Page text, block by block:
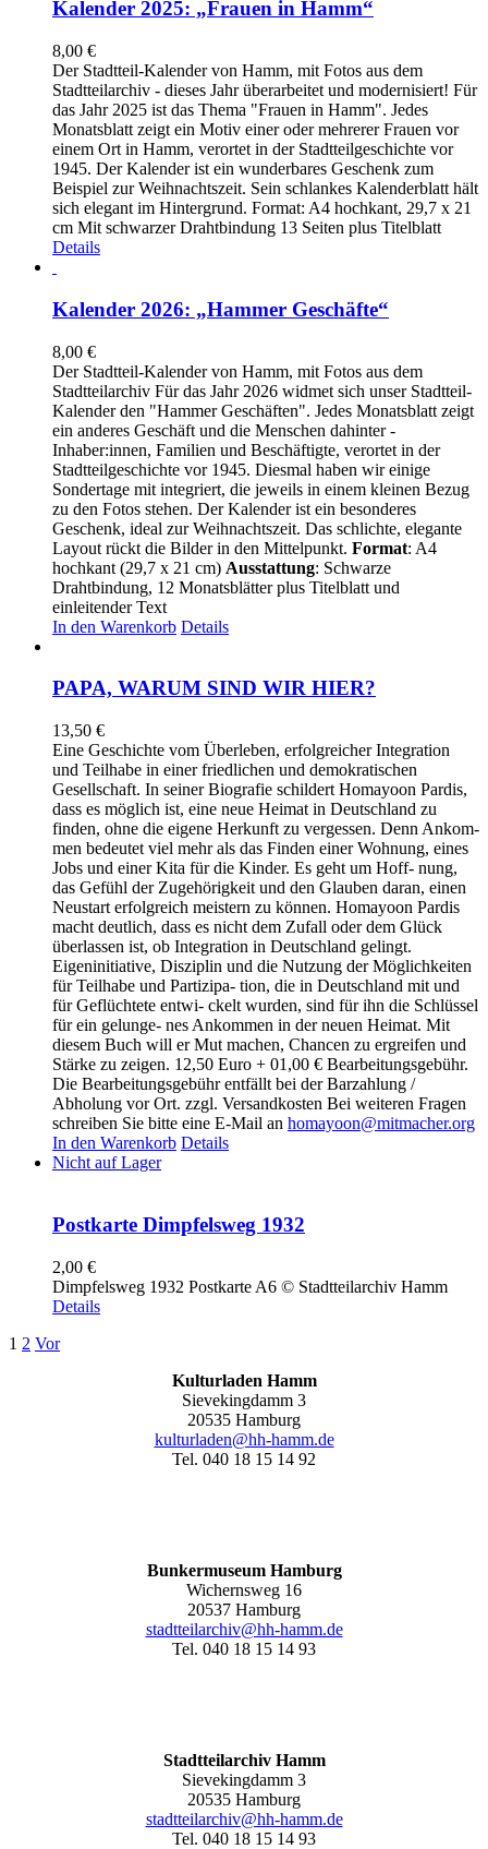
Kalender 2025: „Frauen in Hamm“
8,00 €
Der Stadtteil-Kalender von Hamm, mit Fotos aus dem
Stadtteilarchiv - dieses Jahr überarbeitet und modernisiert! Für
das Jahr 2025 ist das Thema "Frauen in Hamm". Jedes
Monatsblatt zeigt ein Motiv einer oder mehrerer Frauen vor
einem Ort in Hamm, verortet in der Stadtteilgeschichte vor
1945. Der Kalender ist ein wunderbares Geschenk zum
Beispiel zur Weihnachtszeit. Sein schlankes Kalenderblatt hält
sich elegant im Hintergrund. Format: A4 hochkant, 29,7 x 21
cm Mit schwarzer Drahtbindung 13 Seiten plus Titelblatt
Details
Kalender 2026: „Hammer Geschäfte“
8,00 €
Der Stadtteil-Kalender von Hamm, mit Fotos aus dem
Stadtteilarchiv Für das Jahr 2026 widmet sich unser Stadtteil-
Kalender den "Hammer Geschäften". Jedes Monatsblatt zeigt
ein anderes Geschäft und die Menschen dahinter -
Inhaber:innen, Familien und Beschäftigte, verortet in der
Stadtteilgeschichte vor 1945. Diesmal haben wir einige
Sondertage mit integriert, die jeweils in einem kleinen Bezug
zu den Fotos stehen. Der Kalender ist ein besonderes
Geschenk, ideal zur Weihnachtszeit. Das schlichte, elegante
Layout rückt die Bilder in den Mittelpunkt. Format: A4
hochkant (29,7 x 21 cm) Ausstattung: Schwarze
Drahtbindung, 12 Monatsblätter plus Titelblatt und
einleitender Text
In den Warenkorb Details
PAPA, WARUM SIND WIR HIER?
13,50 €
Eine Geschichte vom Überleben, erfolgreicher Integration
und Teilhabe in einer friedlichen und demokratischen
Gesellschaft. In seiner Biografie schildert Homayoon Pardis,
dass es möglich ist, eine neue Heimat in Deutschland zu
finden, ohne die eigene Herkunft zu vergessen. Denn Ankom-
men bedeutet viel mehr als das Finden einer Wohnung, eines
Jobs und einer Kita für die Kinder. Es geht um Hoff- nung,
das Gefühl der Zugehörigkeit und den Glauben daran, einen
Neustart erfolgreich meistern zu können. Homayoon Pardis
macht deutlich, dass es nicht dem Zufall oder dem Glück
überlassen ist, ob Integration in Deutschland gelingt.
Eigeninitiative, Disziplin und die Nutzung der Möglichkeiten
für Teilhabe und Partizipa- tion, die in Deutschland mit und
für Geflüchtete entwi- ckelt wurden, sind für ihn die Schlüssel
für ein gelunge- nes Ankommen in der neuen Heimat. Mit
diesem Buch will er Mut machen, Chancen zu ergreifen und
Stärke zu zeigen. 12,50 Euro + 01,00 € Bearbeitungsgebühr.
Die Bearbeitungsgebühr entfällt bei der Barzahlung /
Abholung vor Ort. zzgl. Versandkosten Bei weiteren Fragen
schreiben Sie bitte eine E-Mail an homayoon@mitmacher.org
In den Warenkorb Details
Nicht auf Lager
Postkarte Dimpfelsweg 1932
2,00 €
Dimpfelsweg 1932 Postkarte A6 © Stadtteilarchiv Hamm
Details
1 2 Vor
Kulturladen Hamm
Sievekingdamm 3
20535 Hamburg
kulturladen@hh-hamm.de
Tel. 040 18 15 14 92
Bunkermuseum Hamburg
Wichernsweg 16
20537 Hamburg
stadtteilarchiv@hh-hamm.de
Tel. 040 18 15 14 93
Stadtteilarchiv Hamm
Sievekingdamm 3
20535 Hamburg
stadtteilarchiv@hh-hamm.de
Tel. 040 18 15 14 93